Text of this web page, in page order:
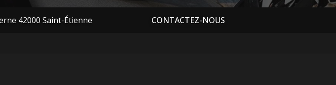
42000 Saint-Étienne CONTACTEZ-NOUS